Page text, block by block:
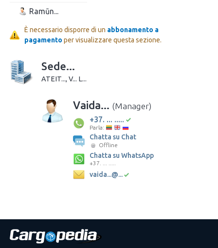
Ramūn...
È necessario disporre di un abbonamento a
pagamento per visualizzare questa sezione.
Sede...
ATEIT..., V... L...
Vaida... (Manager)
+37. ... .....
Parla:
Chatta su Chat
Offline
Chatta su WhatsApp
+37. ... .....
vaida...@...